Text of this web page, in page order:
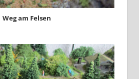
Weg am Felsen